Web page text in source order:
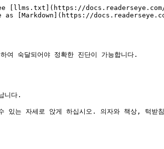
[llms.txt](https://
[Markdown](https://
여 숙달되어야 정확한 진단이 가능합니다.
니다.
있는 자세로 앉게 하십시오. 의자와 책상, 턱받